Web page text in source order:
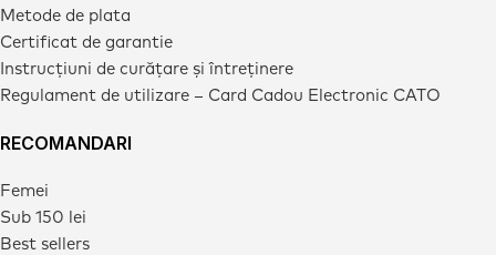
Metode de plata
Certificat de garantie
Instrucțiuni de curățare și întreținere
Regulament de utilizare – Card Cadou Electronic CATO
RECOMANDARI
Femei
Sub 150 lei
Best sellers